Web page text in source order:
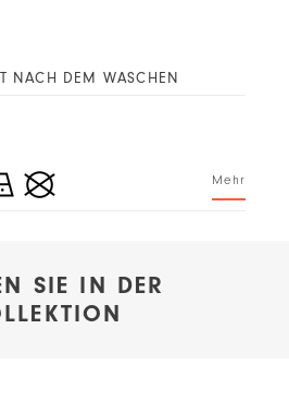
NACH DEM WASCHEN
Mehr
SIE IN DER